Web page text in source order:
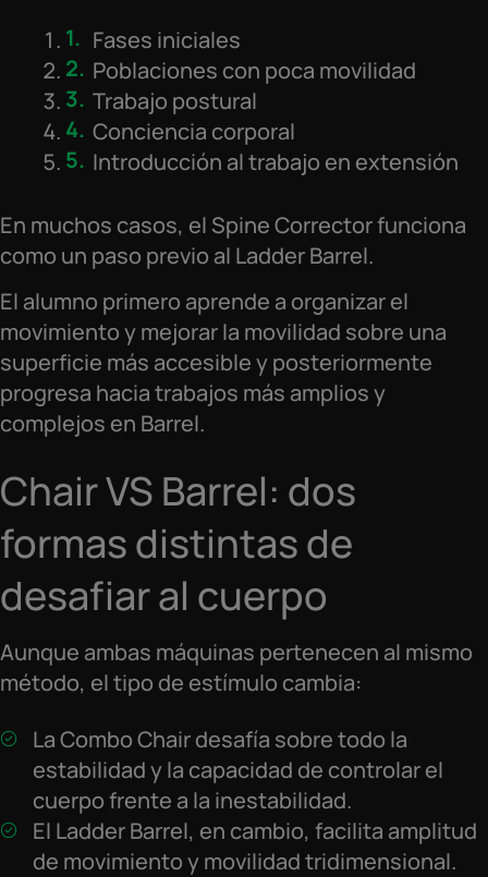
Fases iniciales
Poblaciones con poca movilidad
Trabajo postural
Conciencia corporal
Introducción al trabajo en extensión
En muchos casos, el Spine Corrector funciona
como un paso previo al Ladder Barrel.
El alumno primero aprende a organizar el
movimiento y mejorar la movilidad sobre una
superficie más accesible y posteriormente
progresa hacia trabajos más amplios y
complejos en Barrel.
Chair VS Barrel: dos
formas distintas de
desafiar al cuerpo
Aunque ambas máquinas pertenecen al mismo
método, el tipo de estímulo cambia:
La Combo Chair desafía sobre todo la
estabilidad y la capacidad de controlar el
cuerpo frente a la inestabilidad.
El Ladder Barrel, en cambio, facilita amplitud
de movimiento y movilidad tridimensional.